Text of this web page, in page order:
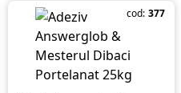
cod: 377